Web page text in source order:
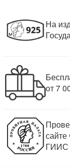
На
от 7